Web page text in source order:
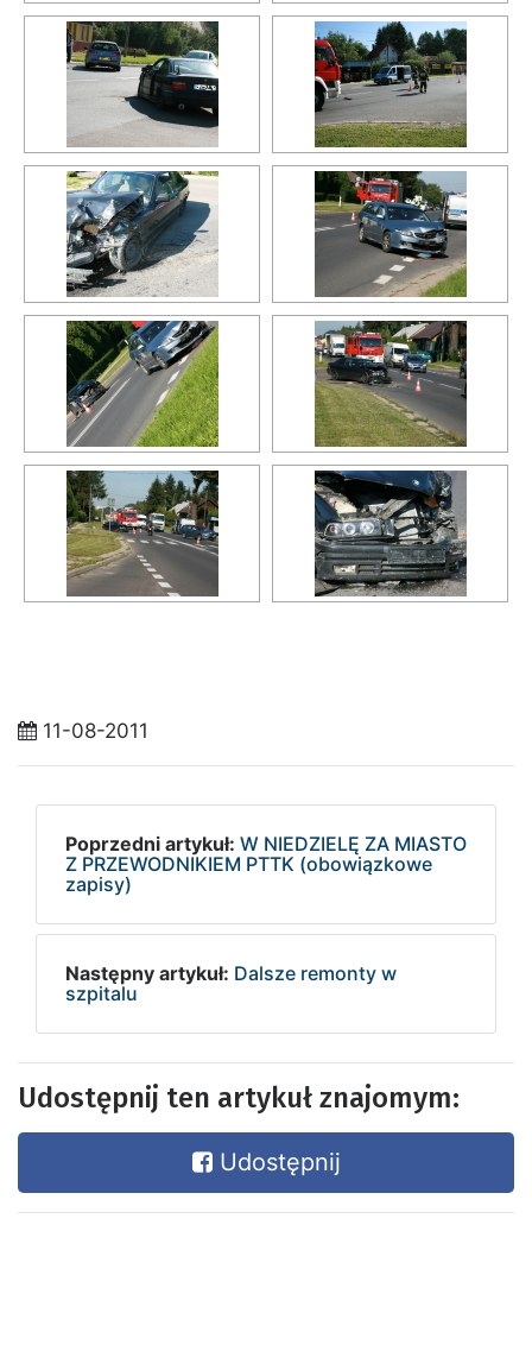
11-08-2011
Poprzedni artykuł: W NIEDZIELĘ ZA MIASTO
Z PRZEWODNIKIEM PTTK (obowiązkowe
zapisy)
Następny artykuł: Dalsze remonty w
szpitalu
Udostępnij ten artykuł znajomym:
Udostępnij